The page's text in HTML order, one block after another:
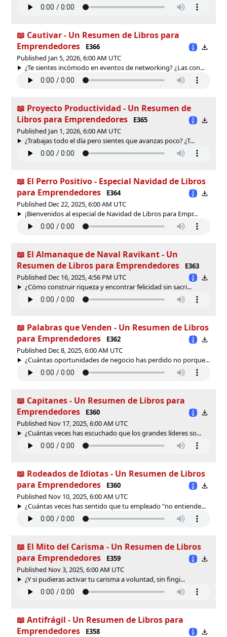
📖 Cautivar - Un Resumen de Libros para
Emprendedores
E366
Published Jan 5, 2026, 6:00 AM UTC
¿Te sientes incómodo en eventos de networking? ¿Las con...
📖 Proyecto Productividad - Un Resumen de
Libros para Emprendedores
E365
Published Jan 1, 2026, 6:00 AM UTC
¿Trabajas todo el día pero sientes que avanzas poco? ¿T...
📖 El Perro Positivo - Especial Navidad de Libros
para Emprendedores
E364
Published Dec 22, 2025, 6:00 AM UTC
¡Bienvenidos al especial de Navidad de Libros para Empr...
📖 El Almanaque de Naval Ravikant - Un
Resumen de Libros para Emprendedores
E363
Published Dec 16, 2025, 4:56 PM UTC
¿Cómo construir riqueza y encontrar felicidad sin sacri...
📖 Palabras que Venden - Un Resumen de Libros
para Emprendedores
E362
Published Dec 8, 2025, 6:00 AM UTC
¿Cuántas oportunidades de negocio has perdido no porque...
📖 Capitanes - Un Resumen de Libros para
Emprendedores
E360
Published Nov 17, 2025, 6:00 AM UTC
¿Cuántas veces has escuchado que los grandes líderes so...
📖 Rodeados de Idiotas - Un Resumen de Libros
para Emprendedores
E360
Published Nov 10, 2025, 6:00 AM UTC
¿Cuántas veces has sentido que tu empleado "no entiende...
📖 El Mito del Carisma - Un Resumen de Libros
para Emprendedores
E359
Published Nov 3, 2025, 6:00 AM UTC
¿Y si pudieras activar tu carisma a voluntad, sin fingi...
📖 Antifrágil - Un Resumen de Libros para
Emprendedores
E358